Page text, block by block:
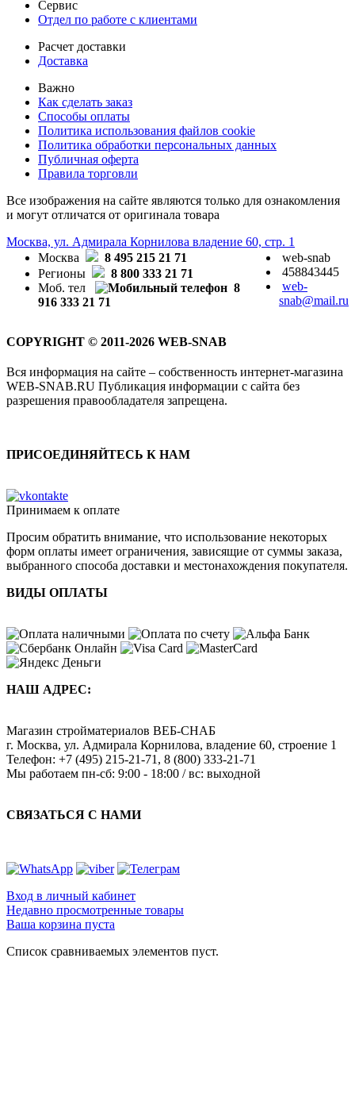
Сервис
Отдел по работе с клиентами
Расчет доставки
Доставка
Важно
Как сделать заказ
Способы оплаты
Политика использования файлов cookie
Политика обработки персональных данных
Публичная оферта
Правила торговли
Все изображения на сайте являются только для ознакомления
и могут отличатся от оригинала товара
Москва, ул. Адмирала Корнилова владение 60, стр. 1
Москва
8 495 215 21 71
Регионы
8 800 333 21 71
Моб. тел
8
916 333 21 71
web-snab
458843445
web-
snab@mail.ru
COPYRIGHT © 2011-2026 WEB-SNAB
Вся информация на сайте – собственность интернет-магазина
WEB-SNAB.RU Публикация информации с сайта без
разрешения правообладателя запрещена.
ПРИСОЕДИНЯЙТЕСЬ К НАМ
Принимаем к оплате
Просим обратить внимание, что использование некоторых
форм оплаты имеет ограничения, зависящие от суммы заказа,
выбранного способа доставки и местонахождения покупателя.
ВИДЫ ОПЛАТЫ
НАШ АДРЕС:
Магазин стройматериалов ВЕБ-СНАБ
г. Москва, ул. Адмирала Корнилова, владение 60, строение 1
Телефон: +7 (495) 215-21-71 , 8 (800) 333-21-71
Мы работаем пн-сб: 9:00 - 18:00 / вс: выходной
СВЯЗАТЬСЯ С НАМИ
Вход в личный кабинет
Недавно просмотренные товары
Ваша корзина пуста
Список сравниваемых элементов пуст.